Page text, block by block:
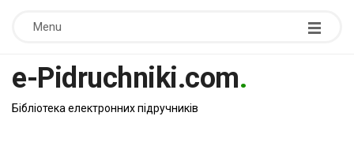
Menu
e-Pidruchniki.com.
Бібліотека електронних підручників